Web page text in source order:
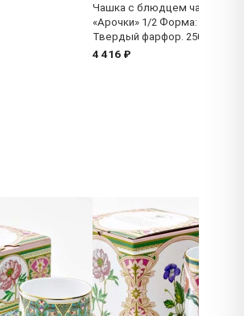
Чашка с блюдцем чайная
«Арочки» 1/2 Форма:
Твердый фарфор. 250 мл.
4 416 ₽